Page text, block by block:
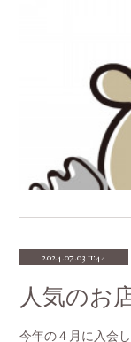
2024.07.03 11:44
人気のお
今年の４月に入会